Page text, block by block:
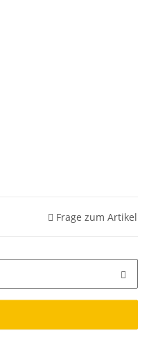
Frage zum Artikel